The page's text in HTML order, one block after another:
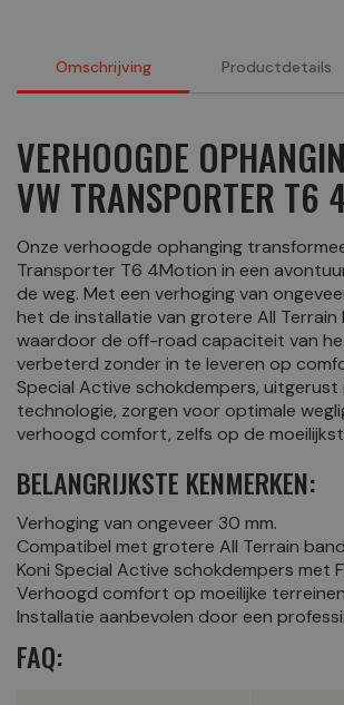
Omschrijving Productdetails
VERHOOGDE
VW TRANSPORTER T6
Onze verhoogde ophanging
Transporter T6 4Motion in een
de weg. Met een verhoging van
het de installatie van grotere All Terrain
waardoor de off-road capaciteit van
verbeterd zonder in te leveren op
Special Active schokdempers, uitgerust
technologie, zorgen voor optimale
verhoogd comfort, zelfs op de
BELANGRIJKSTE KENMERKEN:
Verhoging van ongeveer 30 mm.
Compatibel met grotere All Terrain
Koni Special Active schokdempers met
Verhoogd comfort op moeilijke
Installatie aanbevolen door een
FAQ: